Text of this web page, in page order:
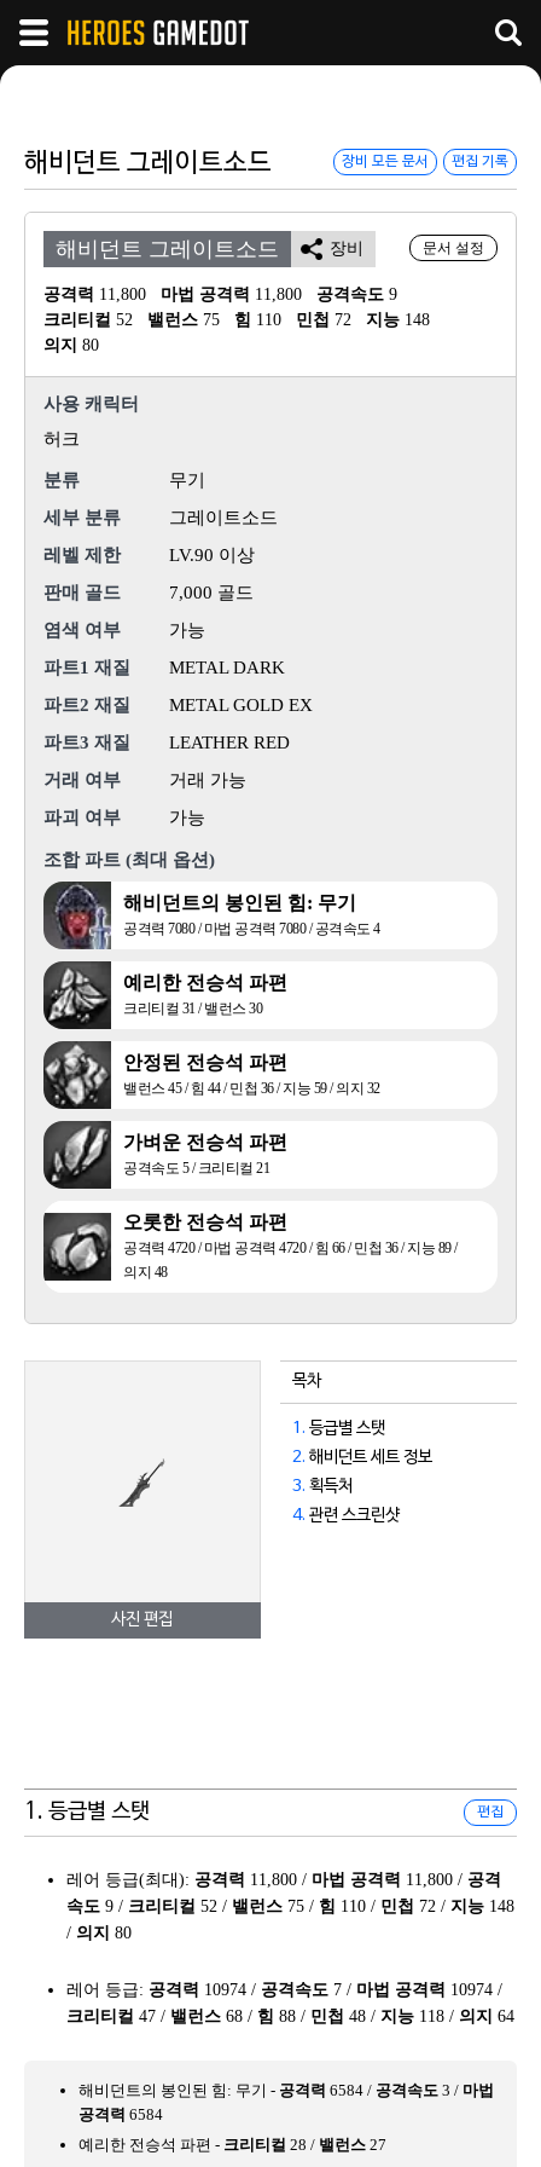
해비던트 그레이트소드 장비 모든 문서 편집 기록
문서 설정
해비던트 그레이트소드 장비
공격력 11,800 마법 공격력 11,800 공격속도 9
크리티컬 52 밸런스 75 힘 110 민첩 72 지능 148
의지 80
사용 캐릭터
허크
분류
무기
세부 분류
그레이트소드
레벨 제한
LV.90 이상
판매 골드
7,000 골드
염색 여부
가능
파트1 재질
METAL DARK
파트2 재질
METAL GOLD EX
파트3 재질
LEATHER RED
거래 여부
거래 가능
파괴 여부
가능
조합 파트 (최대 옵션)
해비던트의 봉인된 힘: 무기
공격력 7080 / 마법 공격력 7080 / 공격속도 4
예리한 전승석 파편
크리티컬 31 / 밸런스 30
안정된 전승석 파편
밸런스 45 / 힘 44 / 민첩 36 / 지능 59 / 의지 32
가벼운 전승석 파편
공격속도 5 / 크리티컬 21
오롯한 전승석 파편
공격력 4720 / 마법 공격력 4720 / 힘 66 / 민첩 36 / 지능 89 /
의지 48
사진 편집
목차
1. 등급별 스탯
2. 해비던트 세트 정보
3. 획득처
4. 관련 스크린샷
1. 등급별 스탯 편집
레어 등급(최대): 공격력 11,800 / 마법 공격력 11,800 / 공격
속도 9 / 크리티컬 52 / 밸런스 75 / 힘 110 / 민첩 72 / 지능 148
/ 의지 80
레어 등급: 공격력 10974 / 공격속도 7 / 마법 공격력 10974 /
크리티컬 47 / 밸런스 68 / 힘 88 / 민첩 48 / 지능 118 / 의지 64
해비던트의 봉인된 힘: 무기 - 공격력 6584 / 공격속도 3 / 마법
공격력 6584
예리한 전승석 파편 - 크리티컬 28 / 밸런스 27